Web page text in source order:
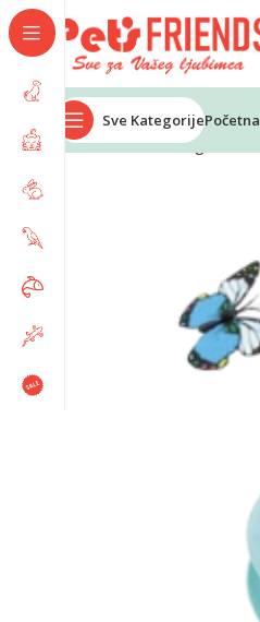
Sve KategorijePočetna
Home Mačke Igračke